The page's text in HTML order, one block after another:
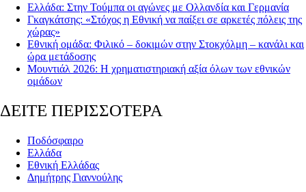
Ελλάδα: Στην Τούμπα οι αγώνες με Ολλανδία και Γερμανία
Γκαγκάτσης: «Στόχος η Εθνική να παίξει σε αρκετές πόλεις της
χώρας»
Εθνική ομάδα: Φιλικό – δοκιμών στην Στοκχόλμη – κανάλι και
ώρα μετάδοσης
Μουντιάλ 2026: Η χρηματιστηριακή αξία όλων των εθνικών
ομάδων
ΔΕΙΤΕ ΠΕΡΙΣΣΟΤΕΡΑ
Ποδόσφαιρο
Ελλάδα
Εθνική Ελλάδας
Δημήτρης Γιαννούλης